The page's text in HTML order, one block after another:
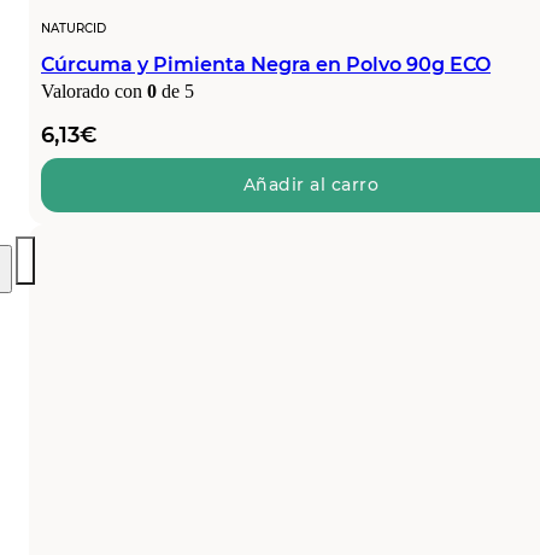
NATURCID
Cúrcuma y Pimienta Negra en Polvo 90g ECO
Valorado con 0 de 5
6,13€
Añadir al carro